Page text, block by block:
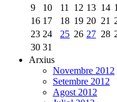
9
10 11 12 13 14
16 17 18 19 20 21
23 24 25 26 27 28
30 31
Arxius
Novembre 2012
Setembre 2012
Agost 2012